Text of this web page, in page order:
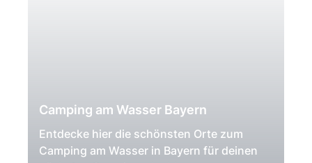
Camping am Wasser Bayern
Entdecke hier die schönsten Orte zum
Camping am Wasser in Bayern für deinen